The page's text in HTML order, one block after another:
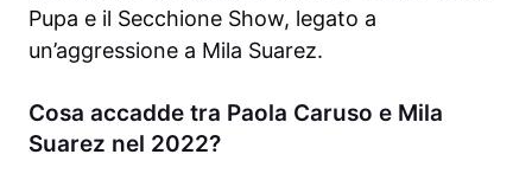
Pupa e il Secchione Show, legato a
un’aggressione a Mila Suarez.
Cosa accadde tra Paola Caruso e Mila
Suarez nel 2022?